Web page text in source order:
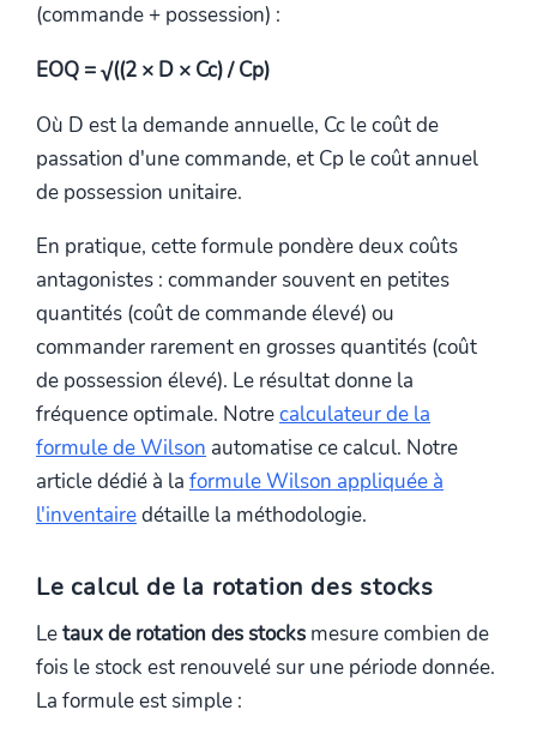
(commande + possession) :
EOQ = √((2 × D × Cc) / Cp)
Où D est la demande annuelle, Cc le coût de
passation d'une commande, et Cp le coût annuel
de possession unitaire.
En pratique, cette formule pondère deux coûts
antagonistes : commander souvent en petites
quantités (coût de commande élevé) ou
commander rarement en grosses quantités (coût
de possession élevé). Le résultat donne la
fréquence optimale. Notrecalculateur de la
formule de Wilson automatise ce calcul. Notre
article dédié à la formule Wilson appliquée à
l'inventairedétaille la méthodologie.
Le calcul de la rotation des stocks
Letaux de rotation des stocks mesure combien de
fois le stock est renouvelé sur une période donnée.
La formule est simple :